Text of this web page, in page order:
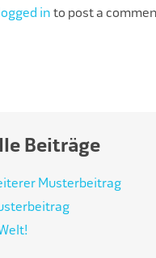
in to post a
Beiträge
Musterbeitrag